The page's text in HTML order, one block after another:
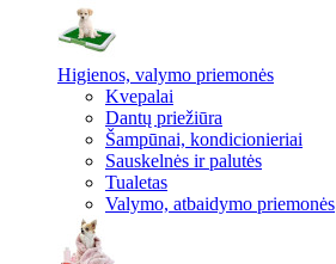
Higienos, valymo priemonės
Kvepalai
Dantų priežiūra
Šampūnai, kondicionieriai
Sauskelnės ir palutės
Tualetas
Valymo, atbaidymo priemonės